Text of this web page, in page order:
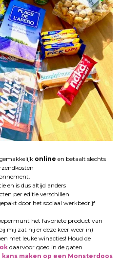
online en betaalt slechts
en is dus altijd anders
per editie verschillen
door het sociaal werkbedrijf
het favoriete product van
mij zat hij er deze keer weer in)
met leuke winacties! Houd de
daarvoor goed in de gaten
kans maken op een Monsterdoos